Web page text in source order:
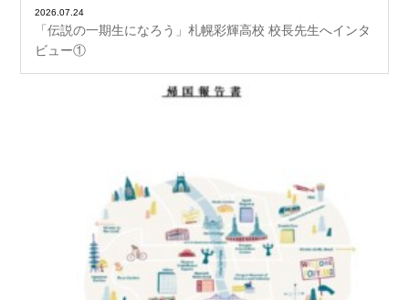
2026.07.24
「伝説の一期生になろう」札幌彩輝高校 校長先生へインタ
ビュー①